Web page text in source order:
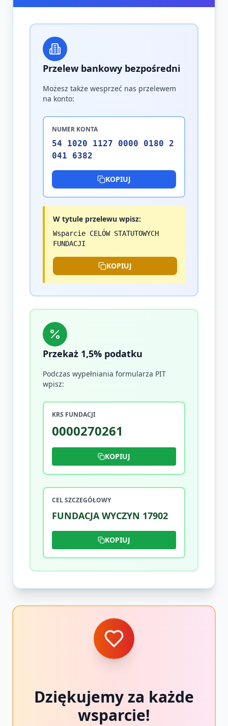
Przelew bankowy bezpośredni
Możesz także wesprzeć nas przelewem
na konto:
NUMER KONTA
54 1020 1127 0000 0180 2
041 6382
KOPIUJ
W tytule przelewu wpisz:
Wsparcie CELÓW STATUTOWYCH
FUNDACJI
KOPIUJ
Przekaż 1,5% podatku
Podczas wypełniania formularza PIT
wpisz:
KRS FUNDACJI
0000270261
KOPIUJ
CEL SZCZEGÓŁOWY
FUNDACJA WYCZYN 17902
KOPIUJ
Dziękujemy za każde
wsparcie!